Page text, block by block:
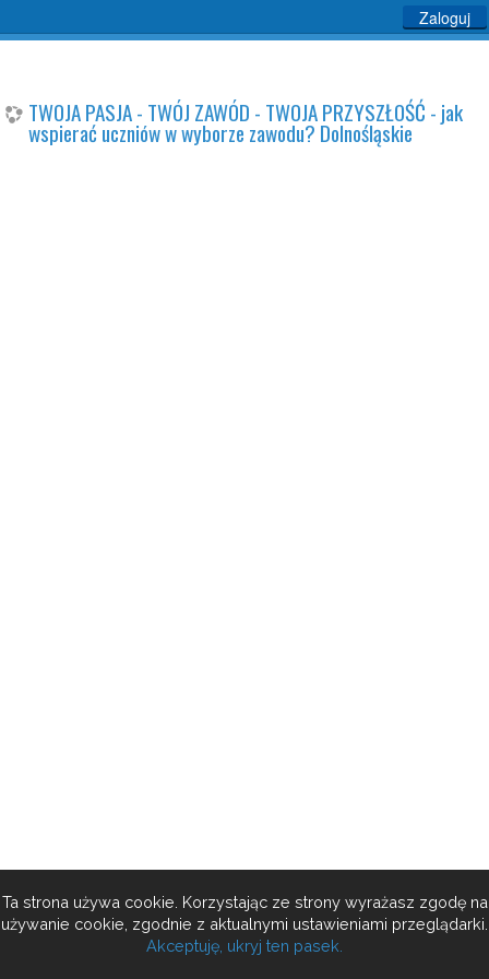
Zaloguj
TWOJA PASJA - TWÓJ ZAWÓD - TWOJA PRZYSZŁOŚĆ - jak
wspierać uczniów w wyborze zawodu? Dolnośląskie
Ta strona używa cookie. Korzystając ze strony wyrażasz zgodę na
używanie cookie, zgodnie z aktualnymi ustawieniami przeglądarki.
Akceptuję, ukryj ten pasek.